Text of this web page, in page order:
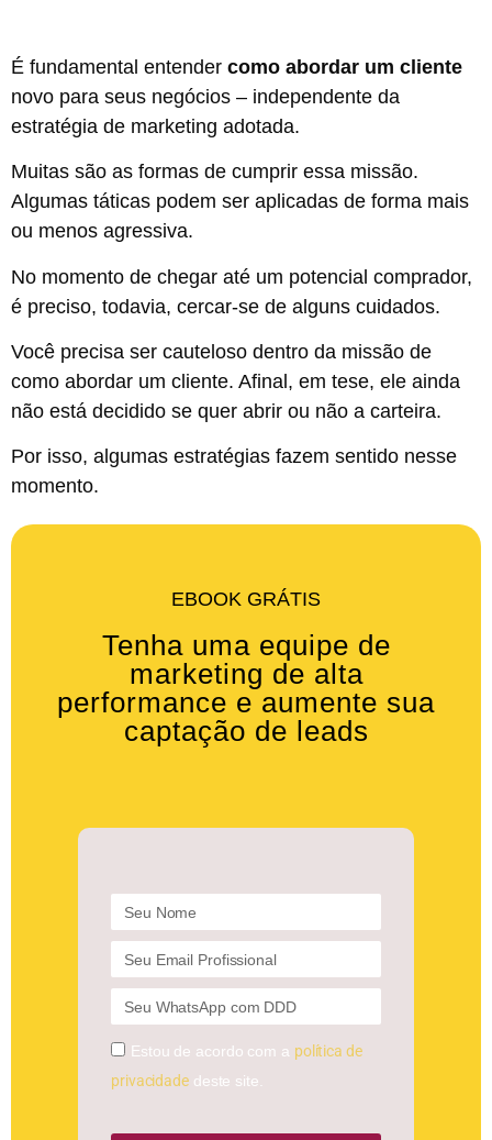
É fundamental entender como abordar um cliente
novo para seus negócios – independente da
estratégia de marketing adotada.
Muitas são as formas de cumprir essa missão.
Algumas táticas podem ser aplicadas de forma mais
ou menos agressiva.
No momento de chegar até um potencial comprador,
é preciso, todavia, cercar-se de alguns cuidados.
Você precisa ser cauteloso dentro da missão de
como abordar um cliente. Afinal, em tese, ele ainda
não está decidido se quer abrir ou não a carteira.
Por isso, algumas estratégias fazem sentido nesse
momento.
EBOOK GRÁTIS
Tenha uma equipe de
marketing de alta
performance e aumente sua
captação de leads
Estou de acordo com a política de
privacidadedeste site.